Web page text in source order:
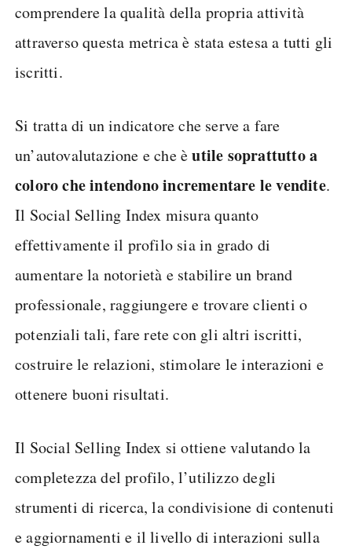
comprendere la qualità della propria attività
attraverso questa metrica è stata estesa a tutti gli
iscritti.
Si tratta di un indicatore che serve a fare
un’autovalutazione e che èutile soprattutto a
coloro che intendono incrementare le vendite.
Il Social Selling Index misura quanto
effettivamente il profilo sia in grado di
aumentare la notorietà e stabilire un brand
professionale, raggiungere e trovare clienti o
potenziali tali, fare rete con gli altri iscritti,
costruire le relazioni, stimolare le interazioni e
ottenere buoni risultati.
Il Social Selling Index si ottiene valutando la
completezza del profilo, l’utilizzo degli
strumenti di ricerca, la condivisione di contenuti
e aggiornamenti e il livello di interazioni sulla